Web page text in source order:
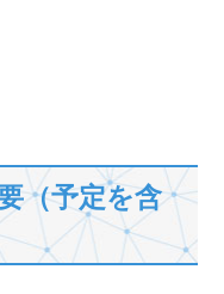
（予定を含